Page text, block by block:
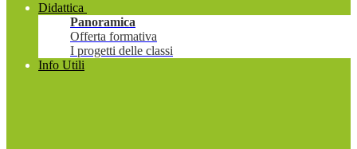
Didattica
Panoramica
Offerta formativa
I progetti delle classi
Info Utili